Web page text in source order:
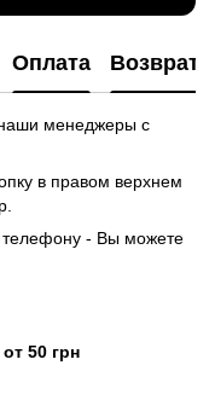
Оплата Возврат
наши менеджеры с
в правом верхнем
телефону - Вы можете
от 50 грн